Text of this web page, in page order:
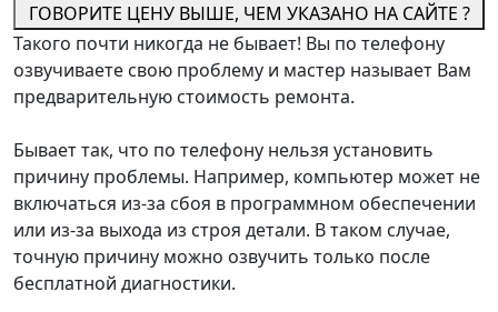
ГОВОРИТЕ ЦЕНУ ВЫШЕ, ЧЕМ УКАЗАНО НА САЙТЕ ?
Такого почти никогда не бывает! Вы по телефону
озвучиваете свою проблему и мастер называет Вам
предварительную стоимость ремонта.
Бывает так, что по телефону нельзя установить
причину проблемы. Например, компьютер может не
включаться из-за сбоя в программном обеспечении
или из-за выхода из строя детали. В таком случае,
точную причину можно озвучить только после
бесплатной диагностики.